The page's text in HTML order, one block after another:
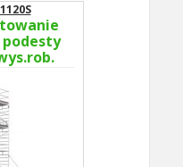
1120S
TYP
co 2m